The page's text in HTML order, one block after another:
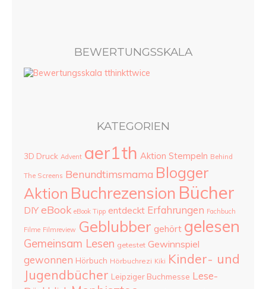
BEWERTUNGSSKALA
KATEGORIEN
3D Druck Advent aer1th Aktion Stempeln Behind
The Screens Benundtimsmama Blogger
Aktion Buchrezension Bücher
DIY eBook eBook Tipp entdeckt Erfahrungen Fachbuch
Filme Filmreview Geblubber gehört gelesen
Gemeinsam Lesen getestet Gewinnspiel
gewonnen Hörbuch Hörbuchrezi Kiki Kinder- und
Jugendbücher Leipziger Buchmesse Lese-